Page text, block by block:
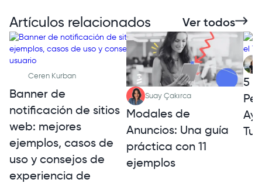
Artículos relacionados Ver todos
Ceren Kurban
Banner de
notificación de sitios
web: mejores
ejemplos, casos de
uso y consejos de
experiencia de
Suay Çakırca
Modales de
Anuncios: Una guía
práctica con 11
ejemplos
5